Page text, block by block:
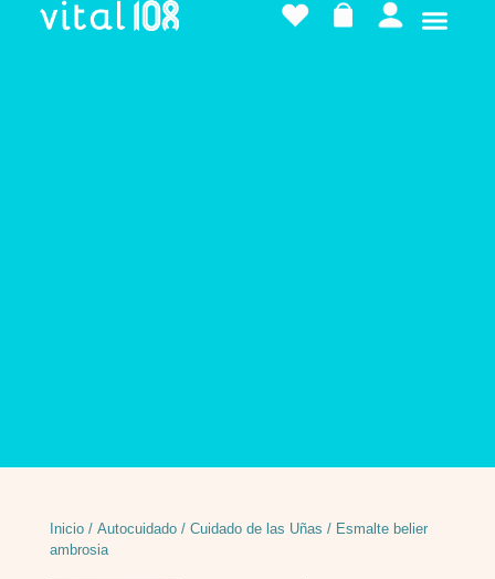
Inicio/ Autocuidado/ Cuidado de las Uñas / Esmalte belier
ambrosia